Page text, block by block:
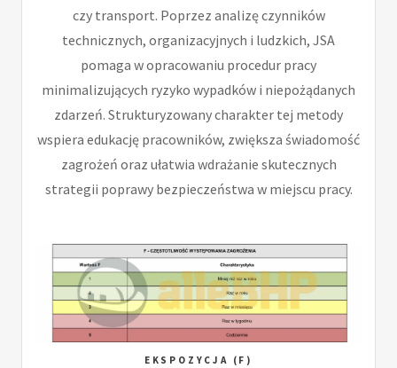
czy transport. Poprzez analizę czynników
technicznych, organizacyjnych i ludzkich, JSA
pomaga w opracowaniu procedur pracy
minimalizujących ryzyko wypadków i niepożądanych
zdarzeń. Strukturyzowany charakter tej metody
wspiera edukację pracowników, zwiększa świadomość
zagrożeń oraz ułatwia wdrażanie skutecznych
strategii poprawy bezpieczeństwa w miejscu pracy.
EKSPOZYCJA (F)